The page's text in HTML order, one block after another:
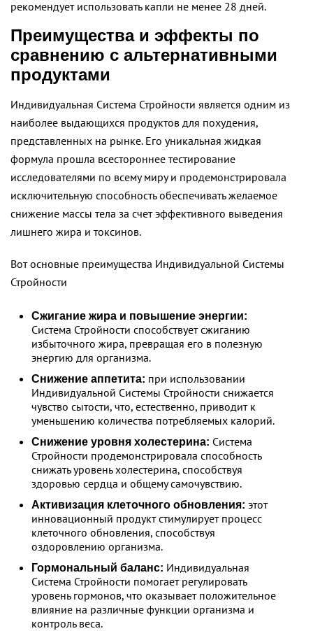
рекомендует использовать капли не менее 28 дней.
Преимущества и эффекты по
сравнению с альтернативными
продуктами
Индивидуальная Система Стройности является одним из
наиболее выдающихся продуктов для похудения,
представленных на рынке. Его уникальная жидкая
формула прошла всестороннее тестирование
исследователями по всему миру и продемонстрировала
исключительную способность обеспечивать желаемое
снижение массы тела за счет эффективного выведения
лишнего жира и токсинов.
Вот основные преимущества Индивидуальной Системы
Стройности
Сжигание жира и повышение энергии:
Система Стройности способствует сжиганию
избыточного жира, превращая его в полезную
энергию для организма.
Снижение аппетита: при использовании
Индивидуальной Системы Стройности снижается
чувство сытости, что, естественно, приводит к
уменьшению количества потребляемых калорий.
Снижение уровня холестерина: Система
Стройности продемонстрировала способность
снижать уровень холестерина, способствуя
здоровью сердца и общему самочувствию.
Активизация клеточного обновления: этот
инновационный продукт стимулирует процесс
клеточного обновления, способствуя
оздоровлению организма.
Гормональный баланс: Индивидуальная
Система Стройности помогает регулировать
уровень гормонов, что оказывает положительное
влияние на различные функции организма и
контроль веса.